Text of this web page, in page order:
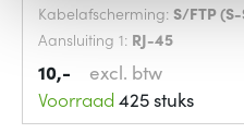
Kabelafscherming: S/FTP
Aansluiting 1: RJ-45
10,-
excl. btw
Voorraad 425 stuks